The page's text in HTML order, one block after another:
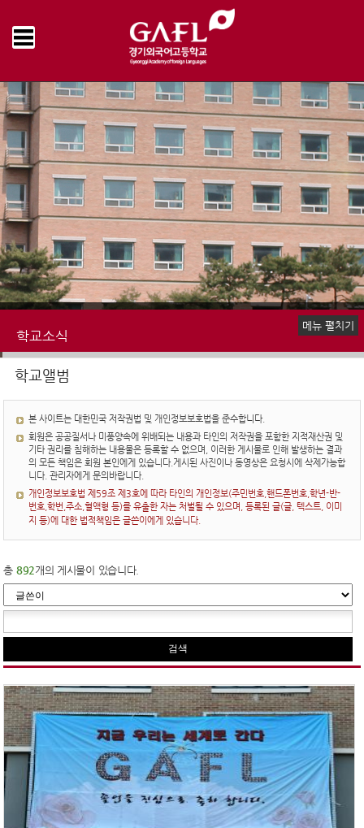
학교소식
공지사항
언론속의 경기외고
명예의전당
학교앨범
추억의 학교영상
학교신문
메뉴 펼치기
학교앨범
본 사이트는 대한민국 저작권법 및 개인정보보호법을 준수합니다.
회원은 공공질서나 미풍양속에 위배되는 내용과 타인의 저작권을 포함한 지적재산권 및
기타 권리를 침해하는 내용물은 등록할 수 없으며, 이러한 게시물로 인해 발생하는 결과
의 모든 책임은 회원 본인에게 있습니다.게시된 사진이나 동영상은 요청시에 삭제가능합
니다. 관리자에게 문의바랍니다.
개인정보보호법 제59조 제3호에 따라 타인의 개인정보(주민번호,핸드폰번호,학년-반-
번호,학번,주소,혈액형 등)를 유출한 자는 처벌될 수 있으며, 등록된 글(글, 텍스트, 이미
지 등)에 대한 법적책임은 글쓴이에게 있습니다.
총 892개의 게시물이 있습니다.